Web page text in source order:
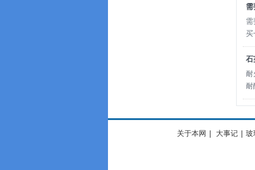
买
石
耐
耐
关于本网 大事记 玻